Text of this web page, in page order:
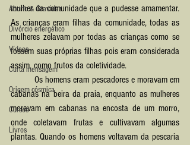
Aborto & Gravidez
Divórcio energético
Vídeos
Curta mensagem
Origem cósmica
Cursos
Livros
mulher da comunidade que a pudesse amamentar.
As crianças eram filhas da comunidade, todas as
mulheres zelavam por todas as crianças como se
fossem suas próprias filhas pois eram considerada
assim, como frutos da coletividade.
	Os homens eram pescadores e moravam em
cabanas na beira da praia, enquanto as mulheres
moravam em cabanas na encosta de um morro,
onde coletavam frutas e cultivavam algumas
plantas. Quando os homens voltavam da pescaria